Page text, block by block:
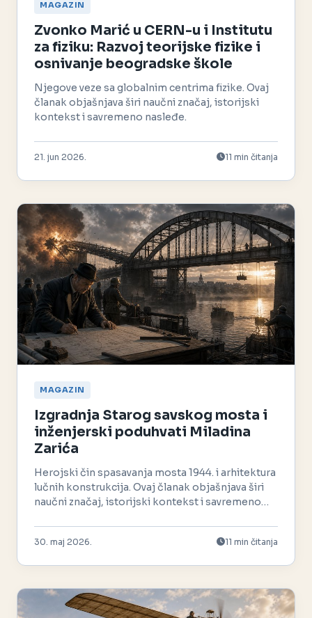
MAGAZIN
Zvonko Marić u CERN-u i Institutu
za fiziku: Razvoj teorijske fizike i
osnivanje beogradske škole
Njegove veze sa globalnim centrima fizike. Ovaj
članak objašnjava širi naučni značaj, istorijski
kontekst i savremeno nasleđe.
21. jun 2026. 11 min čitanja
MAGAZIN
Izgradnja Starog savskog mosta i
inženjerski poduhvati Miladina
Zarića
Herojski čin spasavanja mosta 1944. i arhitektura
lučnih konstrukcija. Ovaj članak objašnjava širi
naučni značaj, istorijski kontekst i savremeno
30. maj 2026. 11 min čitanja